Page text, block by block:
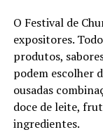
O Festival de
expositores.
produtos,
podem escolher
ousadas
doce de leite,
ingredientes.